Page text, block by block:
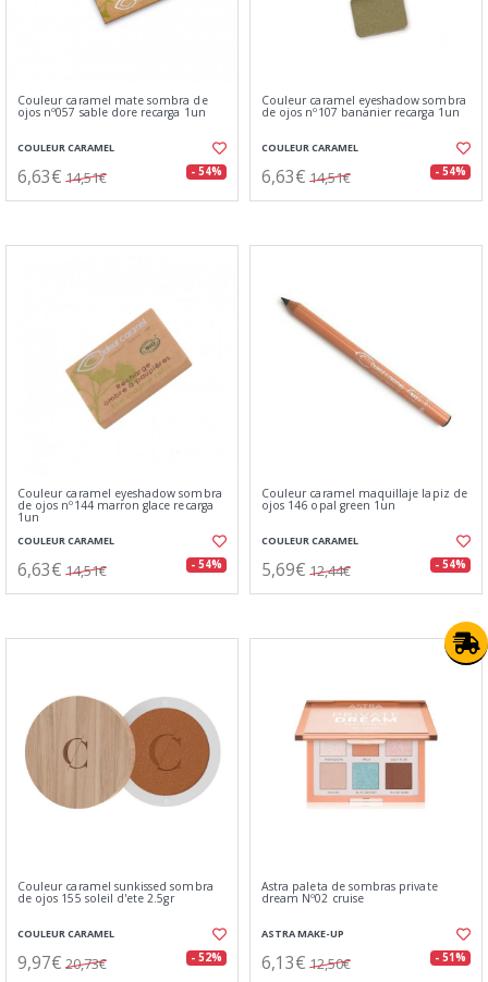
Couleur caramel mate sombra de
ojos nº057 sable dore recarga 1un
COULEUR CARAMEL
6,63€ 14,51€ - 54%
Couleur caramel eyeshadow sombra
de ojos nº107 bananier recarga 1un
COULEUR CARAMEL
6,63€ 14,51€ - 54%
Couleur caramel eyeshadow sombra
de ojos nº144 marron glace recarga
1un
COULEUR CARAMEL
6,63€ 14,51€ - 54%
Couleur caramel maquillaje lapiz de
ojos 146 opal green 1un
COULEUR CARAMEL
5,69€ 12,44€ - 54%
Couleur caramel sunkissed sombra
de ojos 155 soleil d'ete 2.5gr
COULEUR CARAMEL
9,97€ 20,73€ - 52%
Astra paleta de sombras private
dream Nº02 cruise
ASTRA MAKE-UP
6,13€ 12,50€ - 51%